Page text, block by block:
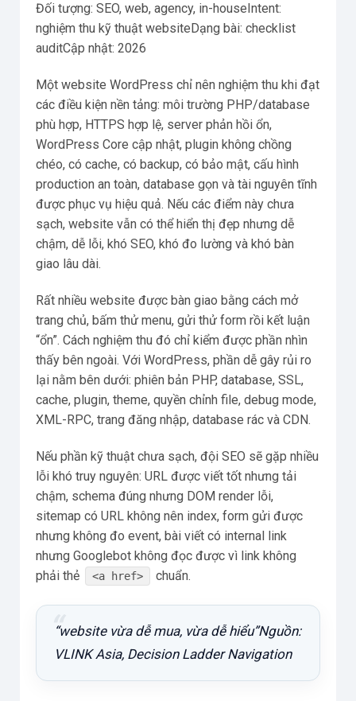
Đối tượng: SEO, web, agency, in-houseIntent:
nghiệm thu kỹ thuật websiteDạng bài: checklist
auditCập nhật: 2026
Một website WordPress chỉ nên nghiệm thu khi đạt
các điều kiện nền tảng: môi trường PHP/database
phù hợp, HTTPS hợp lệ, server phản hồi ổn,
WordPress Core cập nhật, plugin không chồng
chéo, có cache, có backup, có bảo mật, cấu hình
production an toàn, database gọn và tài nguyên tĩnh
được phục vụ hiệu quả. Nếu các điểm này chưa
sạch, website vẫn có thể hiển thị đẹp nhưng dễ
chậm, dễ lỗi, khó SEO, khó đo lường và khó bàn
giao lâu dài.
Rất nhiều website được bàn giao bằng cách mở
trang chủ, bấm thử menu, gửi thử form rồi kết luận
“ổn”. Cách nghiệm thu đó chỉ kiểm được phần nhìn
thấy bên ngoài. Với WordPress, phần dễ gây rủi ro
lại nằm bên dưới: phiên bản PHP, database, SSL,
cache, plugin, theme, quyền chỉnh file, debug mode,
XML-RPC, trang đăng nhập, database rác và CDN.
Nếu phần kỹ thuật chưa sạch, đội SEO sẽ gặp nhiều
lỗi khó truy nguyên: URL được viết tốt nhưng tải
chậm, schema đúng nhưng DOM render lỗi,
sitemap có URL không nên index, form gửi được
nhưng không đo event, bài viết có internal link
nhưng Googlebot không đọc được vì link không
phải thẻ
<a href> chuẩn.
“website vừa dễ mua, vừa dễ hiểu”Nguồn:
VLINK Asia, Decision Ladder Navigation